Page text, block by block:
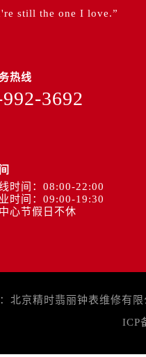
still the one I love.”
热线
3692
时间：08:00-22:00
时间：09:00-19:30
心节假日不休
北京精时翡丽钟表维修有
ICP